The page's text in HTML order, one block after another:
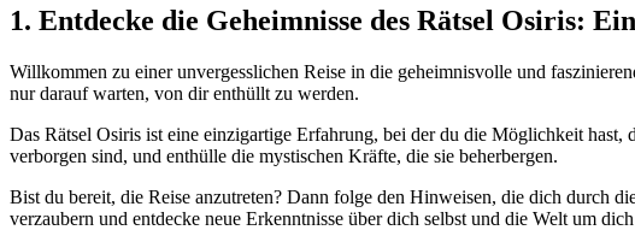
1. Entdecke die Geheimnisse des Rätsel Osiris:
Willkommen zu einer unvergesslichen Reise in die geheimnisvolle und
nur darauf warten, von dir enthüllt zu werden.
Das Rätsel Osiris ist eine einzigartige Erfahrung, bei der du die Möglichkeit
verborgen sind, und enthülle die mystischen Kräfte, die sie beherbergen.
Bist du bereit, die Reise anzutreten? Dann folge den Hinweisen, die dich durch
verzaubern und entdecke neue Erkenntnisse über dich selbst und die Welt um